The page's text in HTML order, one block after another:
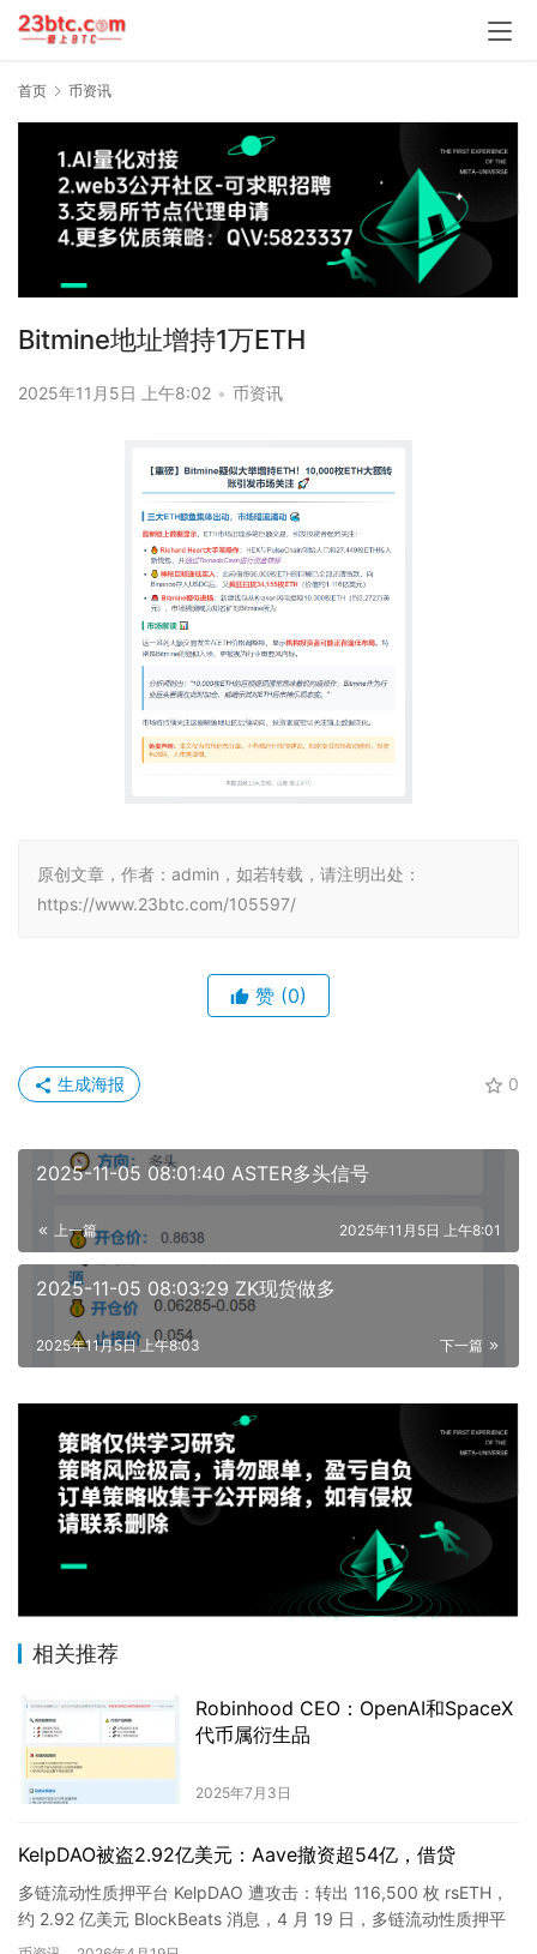
首页 币资讯
Bitmine地址增持1万ETH
2025年11月5日 上午8:02 • 币资讯
原创文章，作者：admin，如若转载，请注明出处：
https://www.23btc.com/105597/
赞 (0)
0
生成海报
2025-11-05 08:01:40 ASTER多头信号
上一篇 2025年11月5日 上午8:01
2025-11-05 08:03:29 ZK现货做多
下一篇
2025年11月5日 上午8:03
相关推荐
Robinhood CEO：OpenAI和SpaceX
代币属衍生品
2025年7月3日
KelpDAO被盗2.92亿美元：Aave撤资超54亿，借贷
多链流动性质押平台 KelpDAO 遭攻击：转出 116,500 枚 rsETH，
约 2.92 亿美元 BlockBeats 消息，4 月 19 日，多链流动性质押平
台 KelpD…